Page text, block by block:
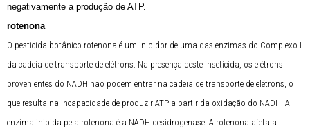
negativamente a produção de ATP.
rotenona
O pesticida botânico rotenona é um inibidor de uma das enzimas do Complexo I
da cadeia de transporte de elétrons. Na presença deste inseticida, os elétrons
provenientes do NADH não podem entrar na cadeia de transporte de elétrons, o
que resulta na incapacidade de produzir ATP a partir da oxidação do NADH. A
enzima inibida pela rotenona é a NADH desidrogenase. A rotenona afeta a